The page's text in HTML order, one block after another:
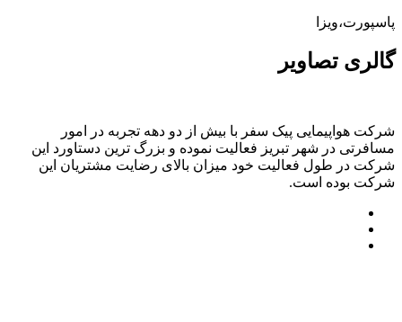
پاسپورت،ویزا
گالری تصاویر
شرکت هواپیمایی پیک سفر با بیش از دو دهه تجربه در امور
مسافرتی در شهر تبریز فعالیت نموده و بزرگ ترین دستاورد این
شرکت در طول فعالیت خود میزان بالای رضایت مشتریان این
شرکت بوده است.